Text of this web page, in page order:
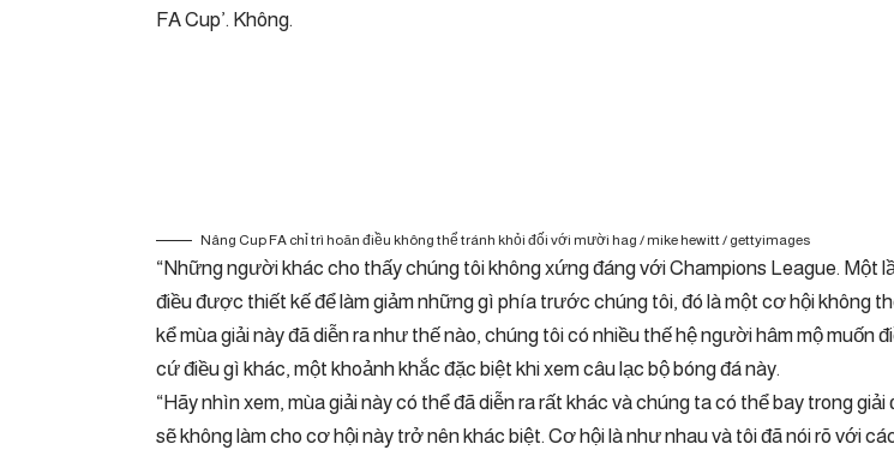
FA Cup’. Không.
Nâng Cup FA chỉ trì hoãn điều không thể tránh khỏi đối với mười hag / mike hewitt / gettyimages
“Những người khác cho thấy chúng tôi không xứng đáng với Champions League. Một
điều được thiết kế để làm giảm những gì phía trước chúng tôi, đó là một cơ hội không
kể mùa giải này đã diễn ra như thế nào, chúng tôi có nhiều thế hệ người hâm mộ muốn
cứ điều gì khác, một khoảnh khắc đặc biệt khi xem câu lạc bộ bóng đá này.
“Hãy nhìn xem, mùa giải này có thể đã diễn ra rất khác và chúng ta có thể bay trong giải
sẽ không làm cho cơ hội này trở nên khác biệt. Cơ hội là như nhau và tôi đã nói rõ với